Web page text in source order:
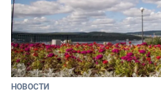
НОВОСТИ